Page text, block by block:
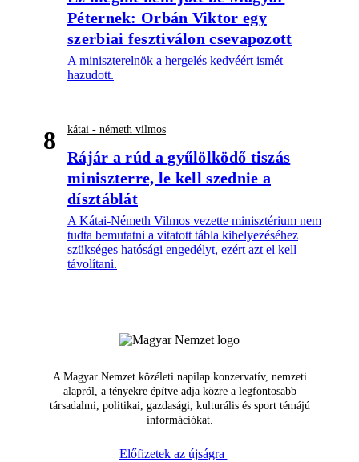
Péternek: Orbán Viktor egy
szerbiai fesztiválon csevapozott
A miniszterelnök a hergelés kedvéért ismét
hazudott.
8 kátai - németh vilmos
Rájár a rúd a gyűlölködő tiszás
miniszterre, le kell szednie a
dísztáblát
A Kátai-Németh Vilmos vezette minisztérium nem
tudta bemutatni a vitatott tábla kihelyezéséhez
szükséges hatósági engedélyt, ezért azt el kell
távolítani.
A Magyar Nemzet közéleti napilap konzervatív, nemzeti
alapról, a tényekre építve adja közre a legfontosabb
társadalmi, politikai, gazdasági, kulturális és sport témájú
információkat.
Előfizetek az újságra